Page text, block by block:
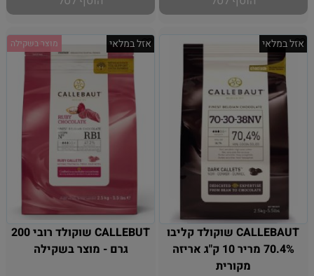
אזל במלאי
CALLEBAUT שוקולד קליבו
70.4% מריר 10 ק"ג אריזה
מקורית
מוצר בשקילה אזל במלאי
CALLEBUT שוקולד רובי 200
גרם - מוצר בשקילה